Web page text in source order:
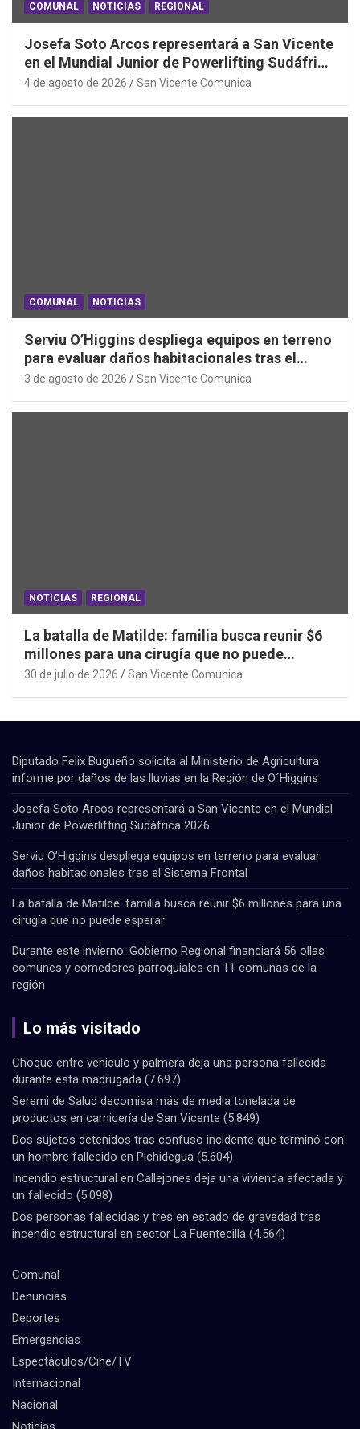
COMUNAL NOTICIAS REGIONAL
Josefa Soto Arcos representará a San Vicente
en el Mundial Junior de Powerlifting Sudáfrica
2026
4 de agosto de 2026 San Vicente Comunica
COMUNAL NOTICIAS
Serviu O’Higgins despliega equipos en terreno
para evaluar daños habitacionales tras el
Sistema Frontal
3 de agosto de 2026 San Vicente Comunica
NOTICIAS REGIONAL
La batalla de Matilde: familia busca reunir $6
millones para una cirugía que no puede
esperar
30 de julio de 2026 San Vicente Comunica
Diputado Felix Bugueño solicita al Ministerio de Agricultura
informe por daños de las lluvias en la Región de O´Higgins
Josefa Soto Arcos representará a San Vicente en el Mundial
Junior de Powerlifting Sudáfrica 2026
Serviu O’Higgins despliega equipos en terreno para evaluar
daños habitacionales tras el Sistema Frontal
La batalla de Matilde: familia busca reunir $6 millones para una
cirugía que no puede esperar
Durante este invierno: Gobierno Regional financiará 56 ollas
comunes y comedores parroquiales en 11 comunas de la
región
Lo más visitado
Choque entre vehículo y palmera deja una persona fallecida
durante esta madrugada (7.697)
Seremi de Salud decomisa más de media tonelada de
productos en carnicería de San Vicente (5.849)
Dos sujetos detenidos tras confuso incidente que terminó con
un hombre fallecido en Pichidegua (5.604)
Incendio estructural en Callejones deja una vivienda afectada y
un fallecido (5.098)
Dos personas fallecidas y tres en estado de gravedad tras
incendio estructural en sector La Fuentecilla (4.564)
Comunal
Denuncias
Deportes
Emergencias
Espectáculos/Cine/TV
Internacional
Nacional